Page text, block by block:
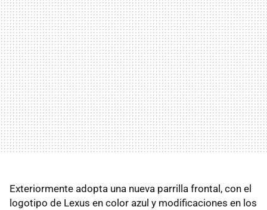
Exteriormente adopta una nueva parrilla frontal, con el
logotipo de Lexus en color azul y modificaciones en los